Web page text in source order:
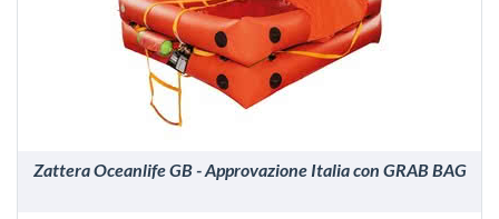
VEDI
Zattera Oceanlife GB - Approvazione Italia con GRAB BAG